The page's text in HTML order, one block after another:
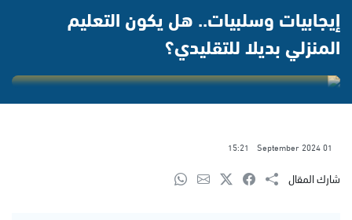
إيجابيات وسلبيات.. هل يكون التعليم
المنزلي بديلا للتقليدي؟
01 September 2024
15:21
شارك المقال